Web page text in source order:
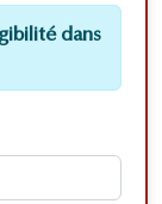
dans